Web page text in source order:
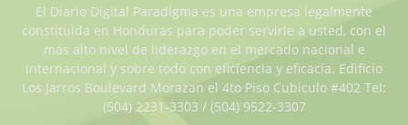
El Diario Digital Paradigma es una empresa legalmente
constituida en Honduras para poder servirle a usted, con el
más alto nivel de liderazgo en el mercado nacional e
internacional y sobre todo con eficiencia y eficacia. Edificio
Los Jarros Boulevard Morazan el 4to Piso Cubiculo #402 Tel:
(504) 2231-3303 / (504) 9522-3307